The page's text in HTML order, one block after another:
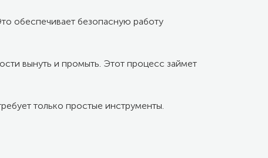
обеспечивает безопасную работу
вынуть и промыть. Этот процесс займет
только простые инструменты.